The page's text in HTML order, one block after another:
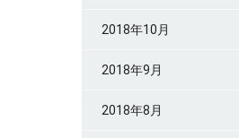
2018年10月
2018年9月
2018年8月